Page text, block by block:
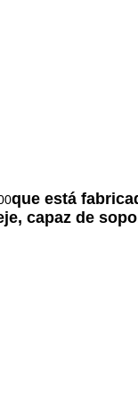
que está
capaz de